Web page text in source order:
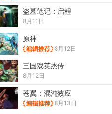
盗墓笔记：启程
8月11日
原神
8月12日
三国戏英杰传
8月12日
苍翼：混沌效应
8月13日